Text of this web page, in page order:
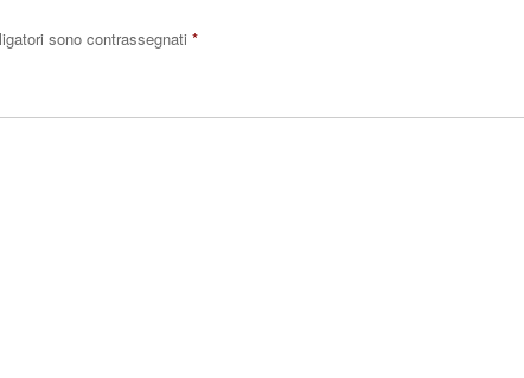
sono contrassegnati *